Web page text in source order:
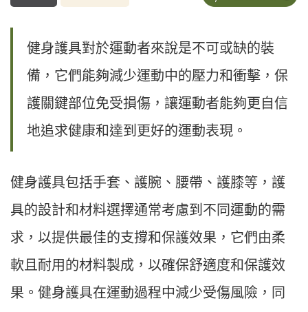
健身護具對於運動者來說是不可或缺的裝
備，它們能夠減少運動中的壓力和衝擊，保
護關鍵部位免受損傷，讓運動者能夠更自信
地追求健康和達到更好的運動表現。
健身護具包括手套、護腕、腰帶、護膝等，護
具的設計和材料選擇通常考慮到不同運動的需
求，以提供最佳的支撐和保護效果，它們由柔
軟且耐用的材料製成，以確保舒適度和保護效
果。健身護具在運動過程中減少受傷風險，同